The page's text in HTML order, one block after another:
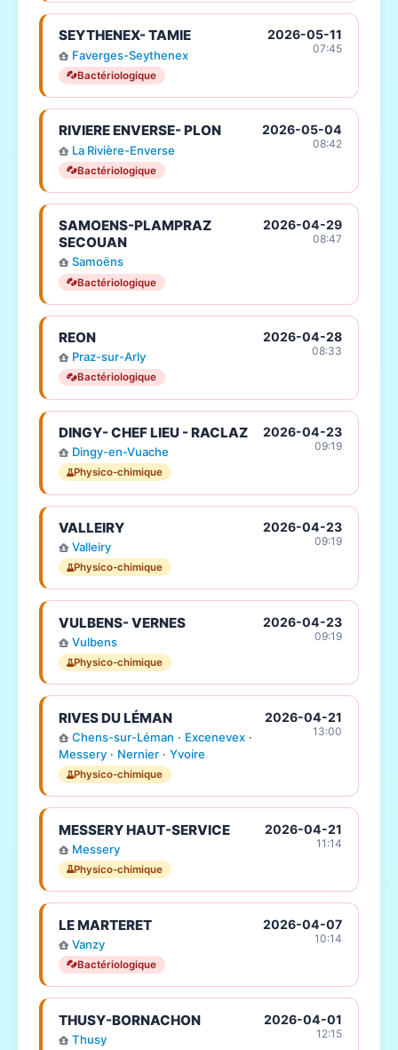
SEYTHENEX- TAMIE
Faverges-Seythenex
Bactériologique
2026-05-11
07:45
RIVIERE ENVERSE- PLON
La Rivière-Enverse
Bactériologique
2026-05-04
08:42
SAMOENS-PLAMPRAZ
SECOUAN
Samoëns
Bactériologique
2026-04-29
08:47
REON
Praz-sur-Arly
Bactériologique
2026-04-28
08:33
DINGY- CHEF LIEU - RACLAZ
Dingy-en-Vuache
Physico-chimique
2026-04-23
09:19
VALLEIRY
Valleiry
Physico-chimique
2026-04-23
09:19
VULBENS- VERNES
Vulbens
Physico-chimique
2026-04-23
09:19
RIVES DU LÉMAN
Chens-sur-Léman · Excenevex·
Messery· Nernier· Yvoire
Physico-chimique
2026-04-21
13:00
MESSERY HAUT-SERVICE
Messery
Physico-chimique
2026-04-21
11:14
LE MARTERET
Vanzy
Bactériologique
2026-04-07
10:14
THUSY-BORNACHON
Thusy
2026-04-01
12:15